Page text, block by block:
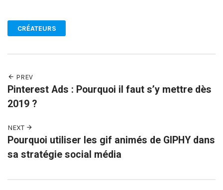
CRÉATEURS
PREV
Pinterest Ads : Pourquoi il faut s’y mettre dès
2019 ?
NEXT
Pourquoi utiliser les gif animés de GIPHY dans
sa stratégie social média